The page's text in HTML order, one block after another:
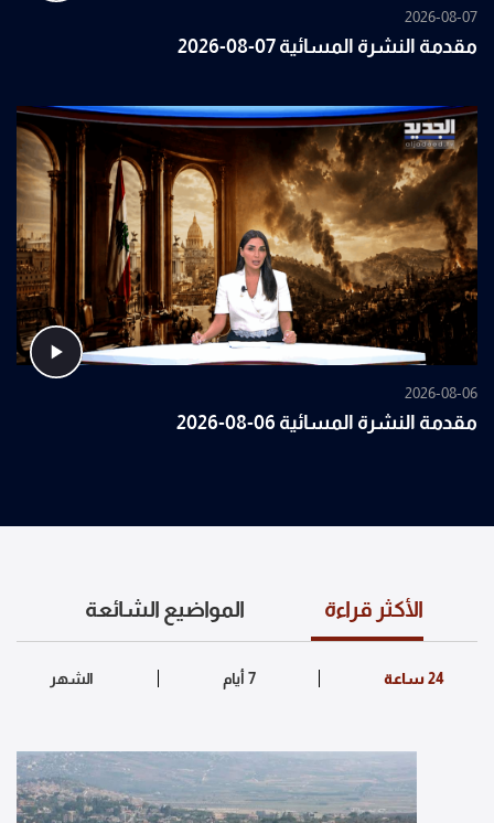
2026-08-07
مقدمة النشرة المسائية 07-08-2026
2026-08-06
مقدمة النشرة المسائية 06-08-2026
الأكثر قراءة المواضيع الشائعة